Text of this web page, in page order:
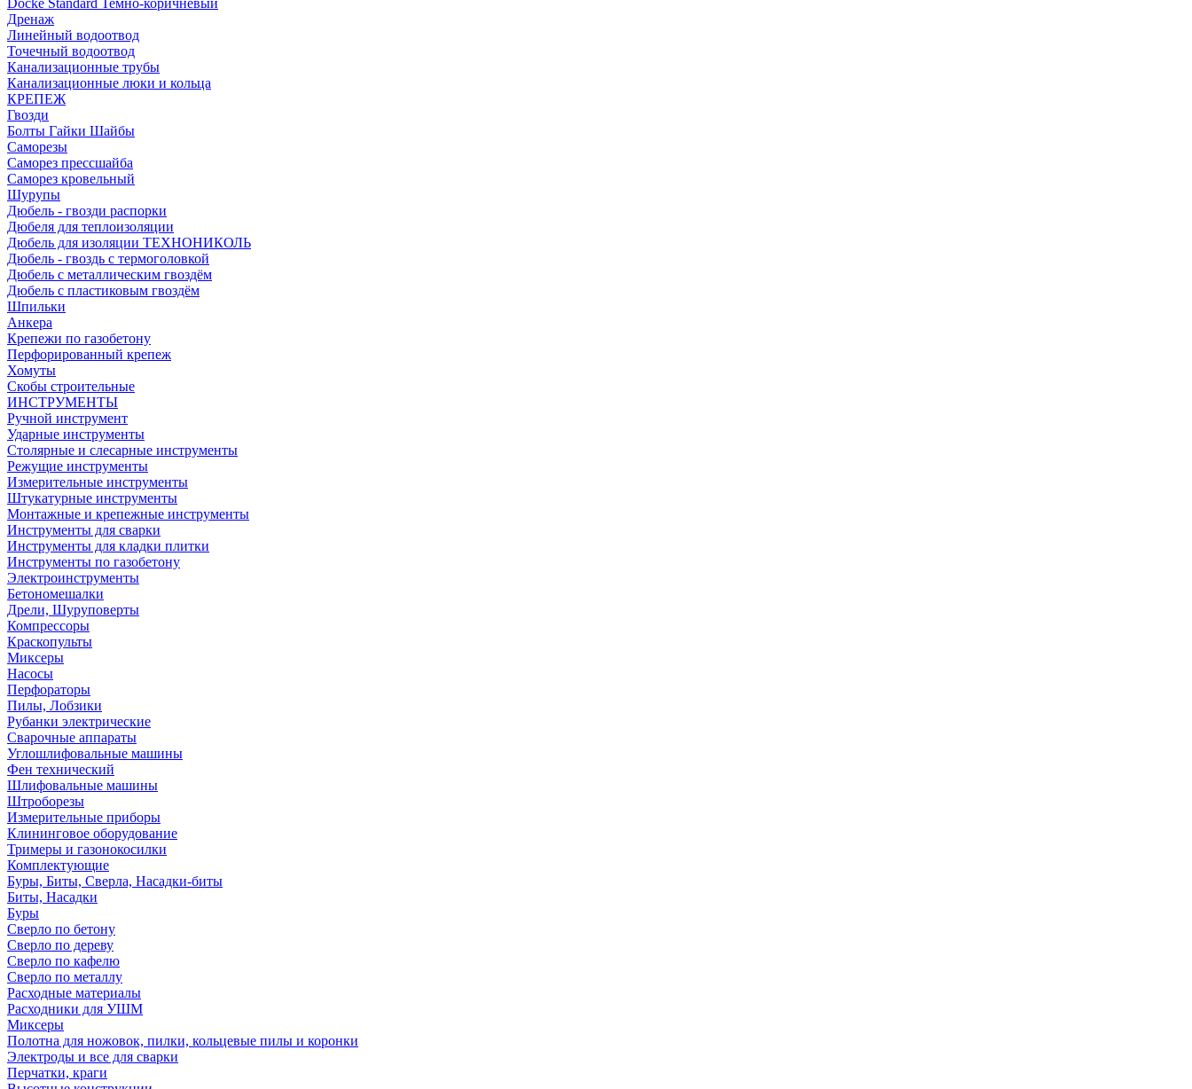
Docke Standard Темно-коричневый
Дренаж
Линейный водоотвод
Точечный водоотвод
Канализационные трубы
Канализационные люки и кольца
КРЕПЕЖ
Гвозди
Болты Гайки Шайбы
Саморезы
Саморез прессшайба
Саморез кровельный
Шурупы
Дюбель - гвозди распорки
Дюбеля для теплоизоляции
Дюбель для изоляции ТЕХНОНИКОЛЬ
Дюбель - гвоздь с термоголовкой
Дюбель с металлическим гвоздём
Дюбель с пластиковым гвоздём
Шпильки
Анкера
Крепежи по газобетону
Перфорированный крепеж
Хомуты
Скобы строительные
ИНСТРУМЕНТЫ
Ручной инструмент
Ударные инструменты
Столярные и слесарные инструменты
Режущие инструменты
Измерительные инструменты
Штукатурные инструменты
Монтажные и крепежные инструменты
Инструменты для сварки
Инструменты для кладки плитки
Инструменты по газобетону
Электроинструменты
Бетономешалки
Дрели, Шуруповерты
Компрессоры
Краскопульты
Миксеры
Насосы
Перфораторы
Пилы, Лобзики
Рубанки электрические
Сварочные аппараты
Углошлифовальные машины
Фен технический
Шлифовальные машины
Штроборезы
Измерительные приборы
Клининговое оборудование
Тримеры и газонокосилки
Комплектующие
Буры, Биты, Сверла, Насадки-биты
Биты, Насадки
Буры
Сверло по бетону
Сверло по дереву
Сверло по кафелю
Сверло по металлу
Расходные материалы
Расходники для УШМ
Миксеры
Полотна для ножовок, пилки, кольцевые пилы и коронки
Электроды и все для сварки
Перчатки, краги